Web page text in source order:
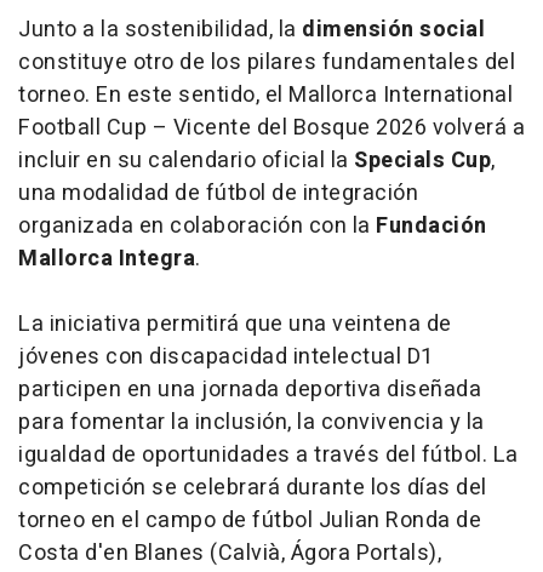
Junto a la sostenibilidad, la dimensión social
constituye otro de los pilares fundamentales del
torneo. En este sentido, el Mallorca International
Football Cup – Vicente del Bosque 2026 volverá a
incluir en su calendario oficial la Specials Cup,
una modalidad de fútbol de integración
organizada en colaboración con la Fundación
Mallorca Integra.
La iniciativa permitirá que una veintena de
jóvenes con discapacidad intelectual D1
participen en una jornada deportiva diseñada
para fomentar la inclusión, la convivencia y la
igualdad de oportunidades a través del fútbol. La
competición se celebrará durante los días del
torneo en el campo de fútbol Julian Ronda de
Costa d'en Blanes (Calvià, Ágora Portals),